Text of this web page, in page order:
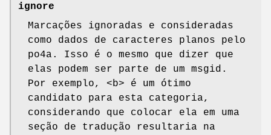
ignore
Marcações ignoradas e consideradas
como dados de caracteres planos pelo
po4a. Isso é o mesmo que dizer que
elas podem ser parte de um msgid.
Por exemplo, <b> é um ótimo
candidato para esta categoria,
considerando que colocar ela em uma
seção de tradução resultaria na